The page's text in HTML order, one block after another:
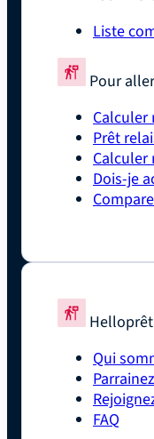
Liste
Pour
Calculer
Prêt
Dois-je
Helloprêt
Qui
FAQ